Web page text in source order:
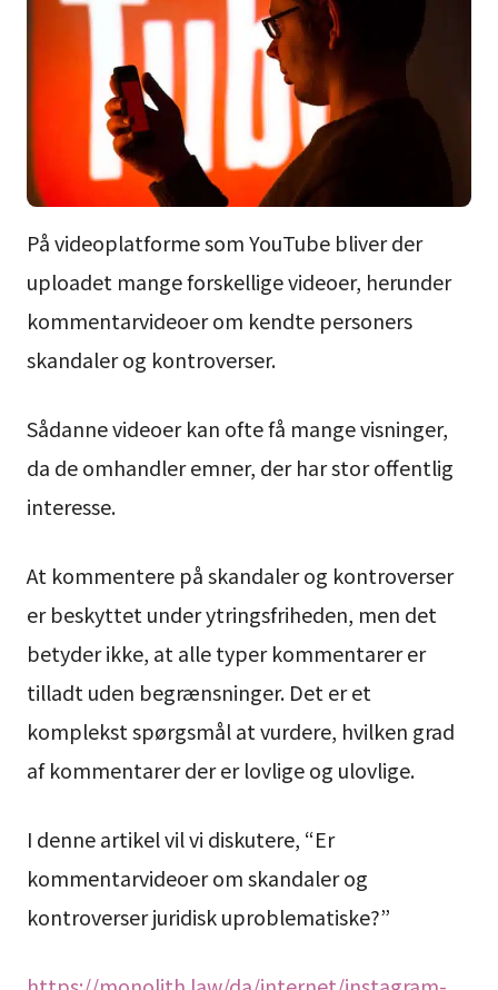
På videoplatforme som YouTube bliver der
uploadet mange forskellige videoer, herunder
kommentarvideoer om kendte personers
skandaler og kontroverser.
Sådanne videoer kan ofte få mange visninger,
da de omhandler emner, der har stor offentlig
interesse.
At kommentere på skandaler og kontroverser
er beskyttet under ytringsfriheden, men det
betyder ikke, at alle typer kommentarer er
tilladt uden begrænsninger. Det er et
komplekst spørgsmål at vurdere, hvilken grad
af kommentarer der er lovlige og ulovlige.
I denne artikel vil vi diskutere, “Er
kommentarvideoer om skandaler og
kontroverser juridisk uproblematiske?”